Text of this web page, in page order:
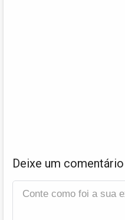
Deixe um comentário